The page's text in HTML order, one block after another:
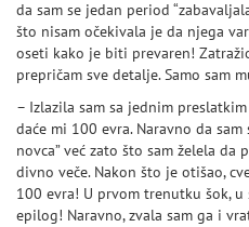
da sam se jedan period
što nisam očekivala je da njega
oseti kako je biti prevaren!
prepričam sve detalje. Samo sam
– Izlazila sam sa jednim
daće mi 100 evra. Naravno da
novca” već zato što sam želela
divno veče. Nakon što je otišao,
100 evra! U prvom trenutku šok, u
epilog! Naravno, zvala sam ga i